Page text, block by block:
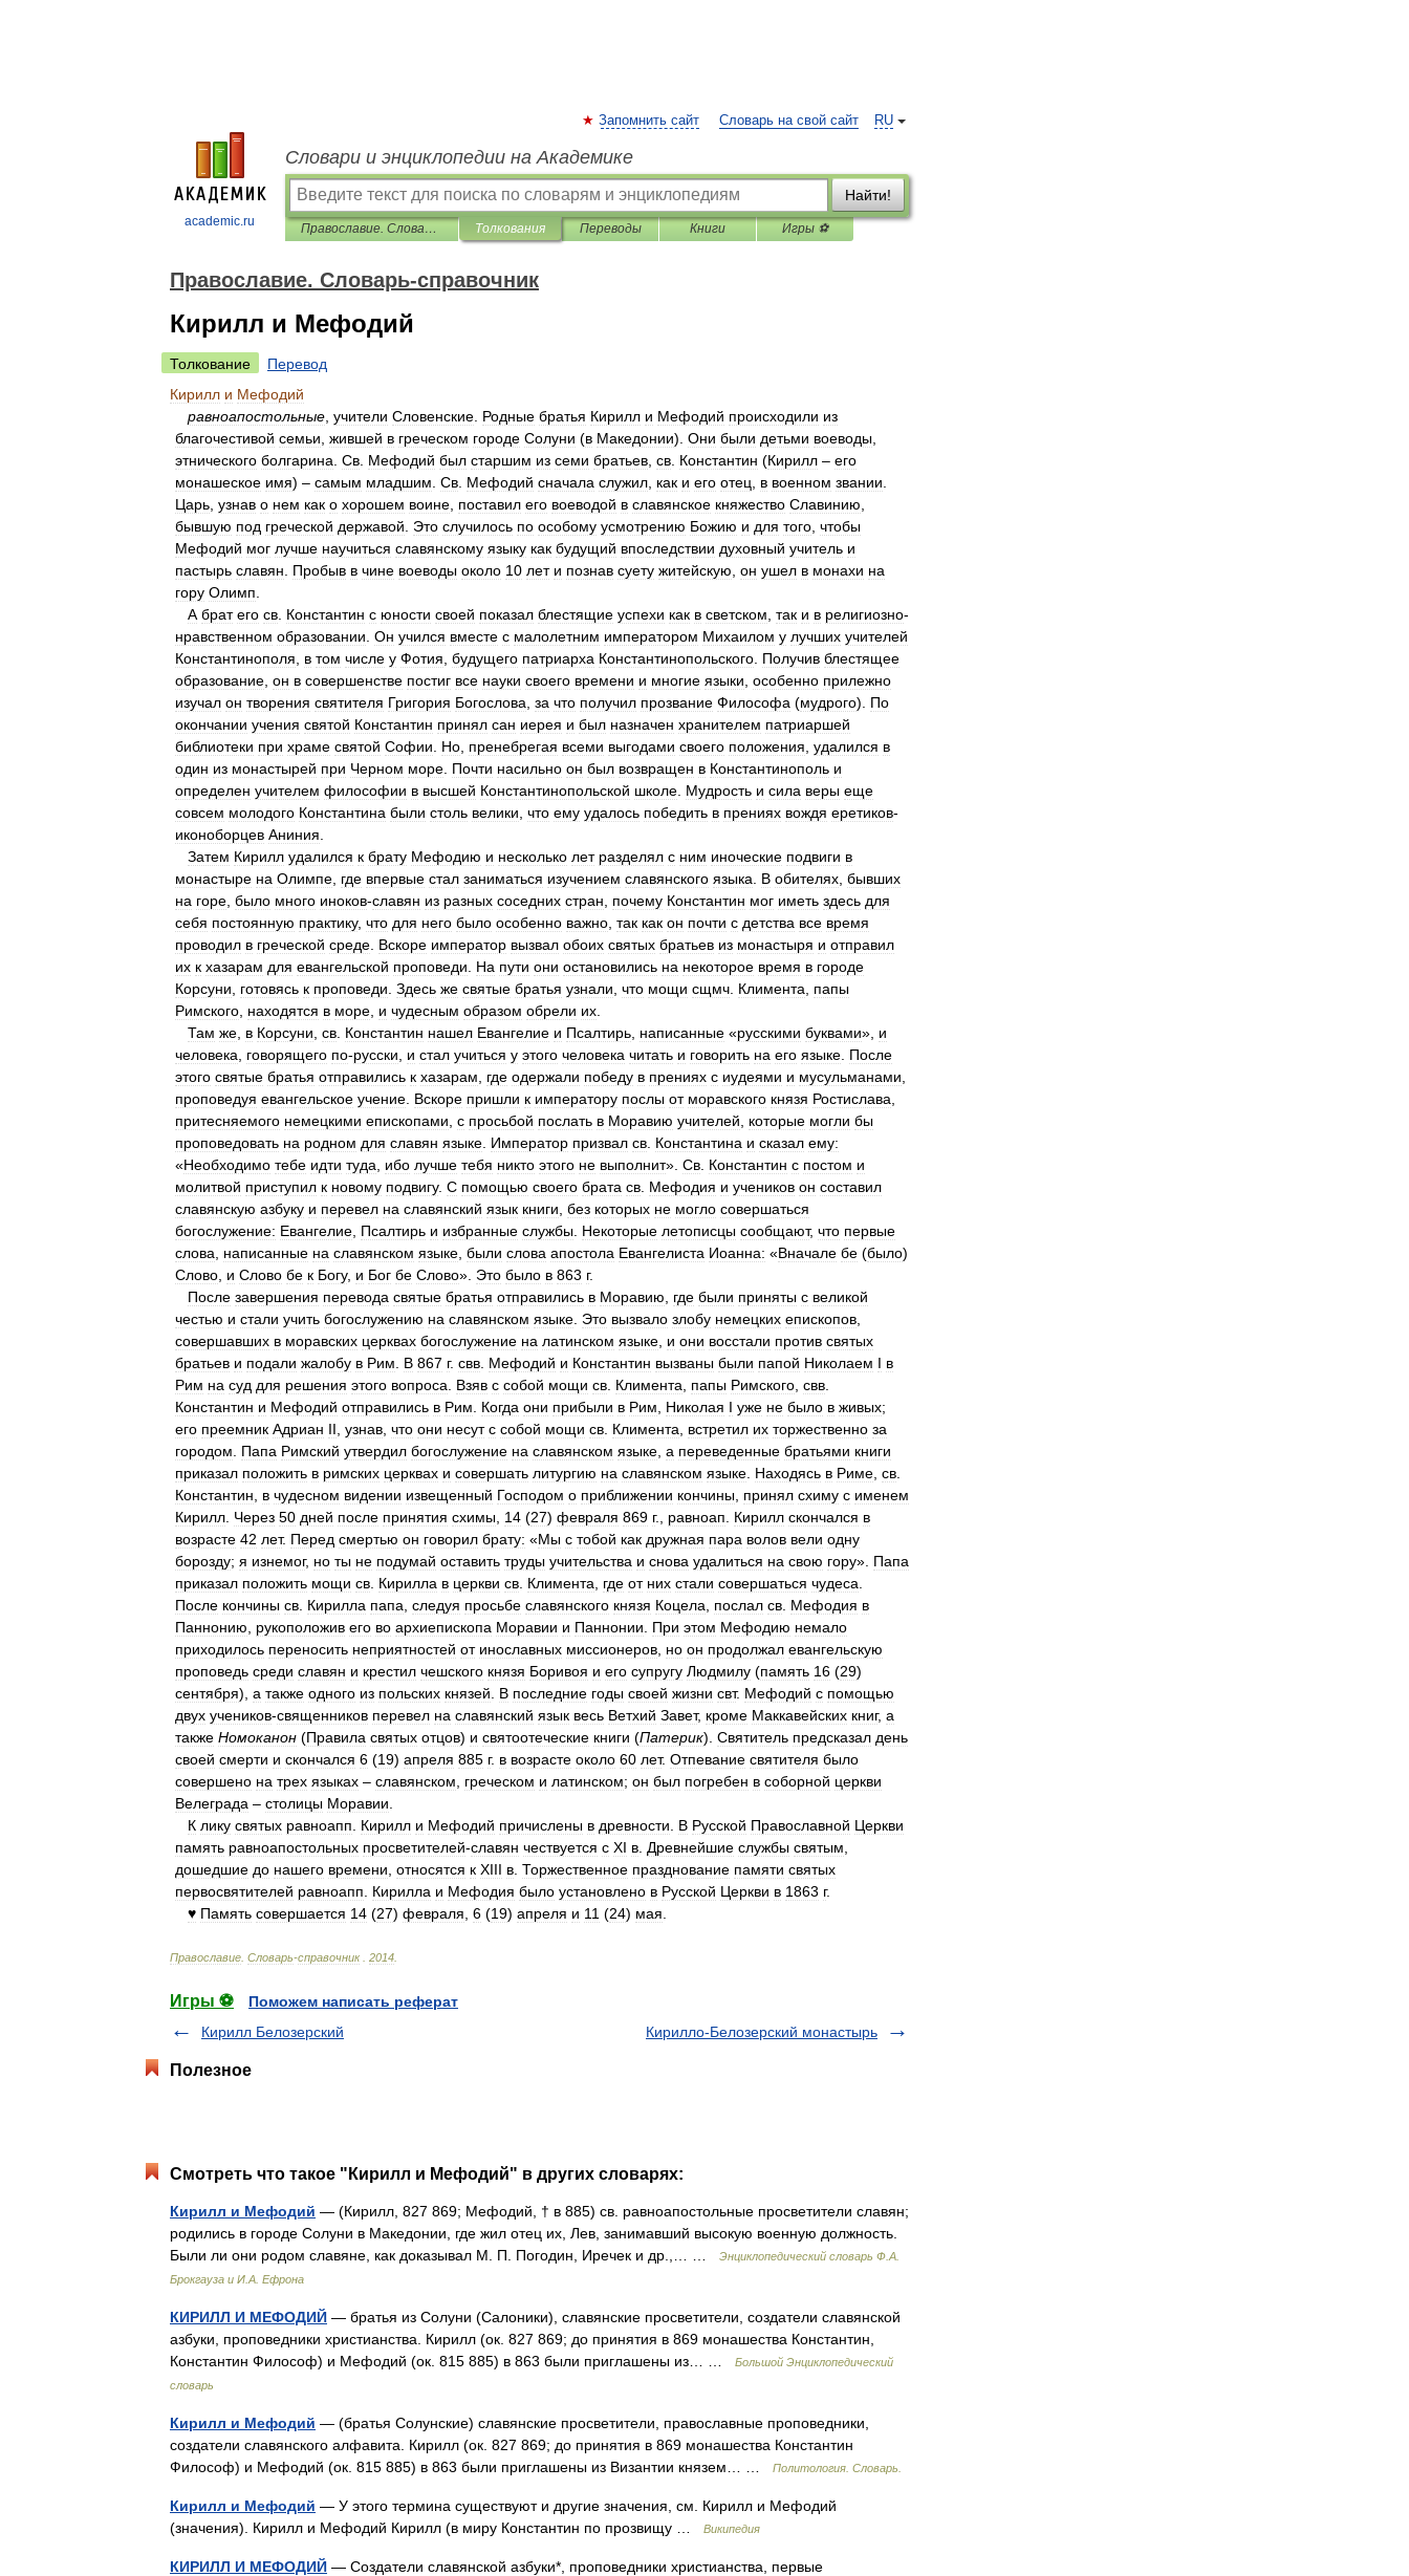
academic.ru
RU
Запомнить сайт Словарь на свой сайт
Словари и энциклопедии на Академике
Найти!
Православие. Словарь-справочник Толкования Переводы Книги Игры ⚽
Православие. Словарь-справочник
Кирилл и Мефодий
Толкование
Перевод
Кирилл и Мефодий
равноапостольные учители Словенские Родные братья Кирилл и Мефодий происходили из
благочестивой семьи жившей в греческом городе Солуни (в Македонии). Они были детьми воеводы
этнического болгарина Св Мефодий был старшим из семи братьев св Константин (Кирилл – его
монашеское имя) – самым младшим Св Мефодий сначала служил как и его отец в военном звании
Царь узнав о нем как о хорошем воине поставил его воеводой в славянское княжество Славинию
бывшую под греческой державой Это случилось по особому усмотрению Божию и для того чтобы
Мефодий мог лучше научиться славянскому языку как будущий впоследствии духовный учитель и
пастырь славян Пробыв в чине воеводы около 10 лет и познав суету житейскую он ушел в монахи на
гору Олимп
А брат его св Константин с юности своей показал блестящие успехи как в светском так и в религиозно-
нравственном образовании Он учился вместе с малолетним императором Михаилом у лучших учителей
Константинополя
в том числе у Фотия будущего патриарха Константинопольского Получив блестящее
образование он в совершенстве постиг все науки своего времени и многие языки особенно прилежно
изучал он творения святителя Григория Богослова за что получил прозвание Философа (мудрого). По
окончании учения святой Константин принял сан иерея и был назначен хранителем патриаршей
библиотеки при храме святой Софии Но пренебрегая всеми выгодами своего положения удалился в
один из монастырей при Черном море Почти насильно он был возвращен в Константинополь и
определен учителем философии в высшей Константинопольской школе Мудрость и сила веры еще
совсем молодого Константина были столь велики что ему удалось победить в прениях вождя еретиков-
иконоборцев Аниния
Затем Кирилл удалился к брату Мефодию и несколько лет разделял с ним иноческие подвиги в
монастыре на Олимпе где впервые стал заниматься изучением славянского языка В обителях бывших
на горе было много иноков-славян из разных соседних стран почему Константин мог иметь здесь для
себя постоянную практику, что для него было особенно важно так как он почти с детства все время
проводил в греческой среде Вскоре император вызвал обоих святых братьев из монастыря и отправил
их к хазарам для евангельской проповеди На пути они остановились на некоторое время в городе
Корсуни
готовясь к проповеди Здесь же святые братья узнали что мощи сщмч Климента
папы
Римского находятся в море и чудесным образом обрели их
Там же в Корсуни св Константин нашел Евангелие и Псалтирь написанные «русскими буквами», и
человека
говорящего по-русски и стал учиться у этого человека читать и говорить на его языке После
этого святые братья отправились к хазарам где одержали победу в прениях с иудеями и мусульманами
проповедуя евангельское учение Вскоре пришли к императору послы от моравского князя Ростислава
притесняемого немецкими епископами с просьбой послать в Моравию учителей которые могли бы
проповедовать на родном для славян языке Император призвал св Константина и сказал ему:
«Необходимо тебе идти туда ибо лучше тебя никто этого не выполнит». Св Константин с постом и
молитвой приступил к новому подвигу. С помощью своего брата св Мефодия и учеников он составил
славянскую азбуку и перевел на славянский язык книги без которых не могло совершаться
богослужение: Евангелие Псалтирь и избранные службы Некоторые летописцы сообщают, что первые
слова
написанные на славянском языке были слова апостола Евангелиста Иоанна: «Вначале бе (было)
Слово и Слово бе к Богу, и Бог бе Слово». Это было в 863 г.
После завершения перевода святые братья отправились в Моравию где были приняты с великой
честью и стали учить богослужению на славянском языке Это вызвало злобу немецких епископов
совершавших в моравских церквах богослужение на латинском языке и они восстали против святых
братьев и подали жалобу в Рим В 867 г. свв Мефодий и Константин вызваны были папой Николаем I в
Рим на суд для решения этого вопроса Взяв с собой мощи св Климента папы Римского свв
Константин и Мефодий отправились в Рим Когда они прибыли в Рим Николая I уже не было в живых;
его преемник Адриан II узнав что они несут с собой мощи св Климента встретил их торжественно за
городом
Папа Римский утвердил богослужение на славянском языке а переведенные братьями книги
приказал положить в римских церквах и совершать литургию на славянском языке Находясь в Риме св
Константин
в чудесном видении извещенный Господом о приближении кончины принял схиму с именем
Кирилл Через 50 дней после принятия схимы 14 (27) февраля 869 г., равноап Кирилл скончался в
возрасте 42 лет. Перед смертью он говорил брату: «Мы с тобой как дружная пара волов вели одну
борозду; я изнемог, но ты не подумай оставить труды учительства и снова удалиться на свою гору». Папа
приказал положить мощи св Кирилла в церкви св Климента где от них стали совершаться чудеса
После кончины св Кирилла папа следуя просьбе славянского князя Коцела послал св Мефодия в
Паннонию
рукоположив его во архиепископа Моравии и Паннонии При этом Мефодию немало
приходилось переносить неприятностей от инославных миссионеров но он продолжал евангельскую
проповедь среди славян и крестил чешского князя Боривоя и его супругу Людмилу (память 16 (29)
сентября), а также одного из польских князей В последние годы своей жизни свт. Мефодий с помощью
двух учеников-священников перевел на славянский язык весь Ветхий Завет, кроме Маккавейских книг, а
также Номоканон (Правила святых отцов) и святоотеческие книги (Патерик). Святитель предсказал день
своей смерти и скончался 6 (19) апреля 885 г. в возрасте около 60 лет. Отпевание святителя было
совершено на трех языках – славянском греческом и латинском; он был погребен в соборной церкви
Велеграда – столицы Моравии
К лику святых равноапп Кирилл и Мефодий причислены в древности В Русской Православной Церкви
память равноапостольных просветителей-славян чествуется с XI в Древнейшие службы святым
дошедшие до нашего времени относятся к XIII в Торжественное празднование памяти святых
первосвятителей равноапп Кирилла и Мефодия было установлено в Русской Церкви в 1863 г.
♥ Память совершается 14 (27) февраля 6 (19) апреля и 11 (24) мая
Православие Словарь-справочник 2014
Игры ⚽
Поможем написать реферат
Кирилл Белозерский
Кирилло-Белозерский монастырь
Полезное
Смотреть что такое "Кирилл и Мефодий" в других словарях:
Кирилл и Мефодий — (Кирилл, 827 869; Мефодий, † в 885) св. равноапостольные просветители славян;
родились в городе Солуни в Македонии, где жил отец их, Лев, занимавший высокую военную должность.
Были ли они родом славяне, как доказывал М. П. Погодин, Иречек и др.,… …
Энциклопедический словарь Ф.А.
Брокгауза и И.А. Ефрона
КИРИЛЛ И МЕФОДИЙ — братья из Солуни (Салоники), славянские просветители, создатели славянской
азбуки, проповедники христианства. Кирилл (ок. 827 869; до принятия в 869 монашества Константин,
Константин Философ) и Мефодий (ок. 815 885) в 863 были приглашены из… …
Большой Энциклопедический
словарь
Кирилл и Мефодий — (братья Солунские) славянские просветители, православные проповедники,
создатели славянского алфавита. Кирилл (ок. 827 869; до принятия в 869 монашества Константин
Философ) и Мефодий (ок. 815 885) в 863 были приглашены из Византии князем… …
Политология. Словарь.
Кирилл и Мефодий — У этого термина существуют и другие значения, см. Кирилл и Мефодий
(значения). Кирилл и Мефодий Кирилл (в миру Константин по прозвищу …
Википедия
КИРИЛЛ И МЕФОДИЙ — Создатели славянской азбуки*, проповедники христианства, первые